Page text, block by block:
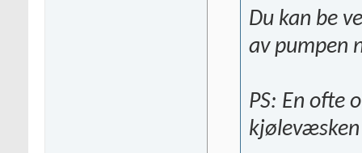
Du kan be
av pumpen
PS: En ofte